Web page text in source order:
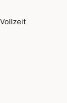
Vollzeit